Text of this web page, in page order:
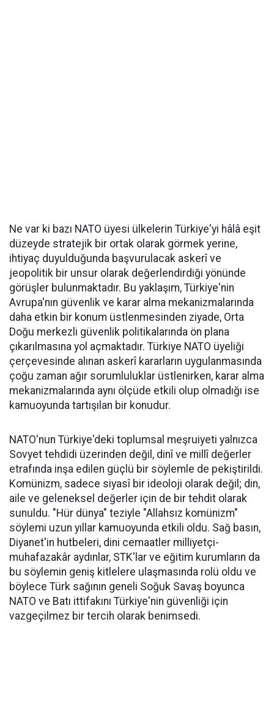
Ne var ki bazı NATO üyesi ülkelerin Türkiye'yi hâlâ eşit
düzeyde stratejik bir ortak olarak görmek yerine,
ihtiyaç duyulduğunda başvurulacak askerî ve
jeopolitik bir unsur olarak değerlendirdiği yönünde
görüşler bulunmaktadır. Bu yaklaşım, Türkiye'nin
Avrupa'nın güvenlik ve karar alma mekanizmalarında
daha etkin bir konum üstlenmesinden ziyade, Orta
Doğu merkezli güvenlik politikalarında ön plana
çıkarılmasına yol açmaktadır. Türkiye NATO üyeliği
çerçevesinde alınan askerî kararların uygulanmasında
çoğu zaman ağır sorumluluklar üstlenirken, karar alma
mekanizmalarında aynı ölçüde etkili olup olmadığı ise
kamuoyunda tartışılan bir konudur.
NATO'nun Türkiye'deki toplumsal meşruiyeti yalnızca
Sovyet tehdidi üzerinden değil, dinî ve millî değerler
etrafında inşa edilen güçlü bir söylemle de pekiştirildi.
Komünizm, sadece siyasî bir ideoloji olarak değil; din,
aile ve geleneksel değerler için de bir tehdit olarak
sunuldu. "Hür dünya" teziyle "Allahsız komünizm"
söylemi uzun yıllar kamuoyunda etkili oldu. Sağ basın,
Diyanet'in hutbeleri, dini cemaatler milliyetçi-
muhafazakâr aydınlar, STK'lar ve eğitim kurumların da
bu söylemin geniş kitlelere ulaşmasında rolü oldu ve
böylece Türk sağının geneli Soğuk Savaş boyunca
NATO ve Batı ittifakını Türkiye'nin güvenliği için
vazgeçilmez bir tercih olarak benimsedi.